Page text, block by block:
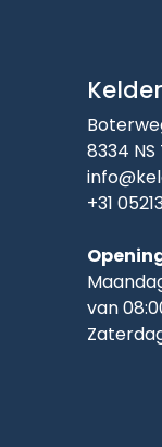
8334
+31
van